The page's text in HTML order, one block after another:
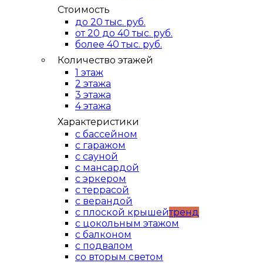
Стоимость
до 20 тыс. руб.
от 20 до 40 тыс. руб.
более 40 тыс. руб.
Количество этажей
1 этаж
2 этажа
3 этажа
4 этажа
Характеристики
с бассейном
с гаражом
с сауной
с мансардой
с эркером
с террасой
с верандой
с плоской крышейтренд
с цокольным этажом
с балконом
с подвалом
со вторым светом